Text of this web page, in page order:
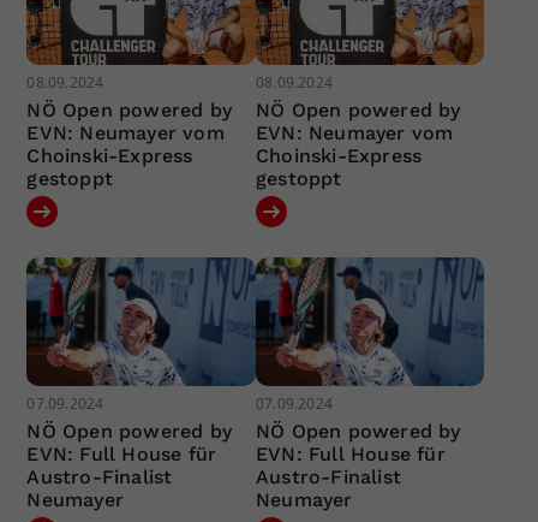
08.09.2024
NÖ Open powered by
EVN: Neumayer vom
Choinski-Express
gestoppt
08.09.2024
NÖ Open powered by
EVN: Neumayer vom
Choinski-Express
gestoppt
07.09.2024
NÖ Open powered by
EVN: Full House für
Austro-Finalist
Neumayer
07.09.2024
NÖ Open powered by
EVN: Full House für
Austro-Finalist
Neumayer